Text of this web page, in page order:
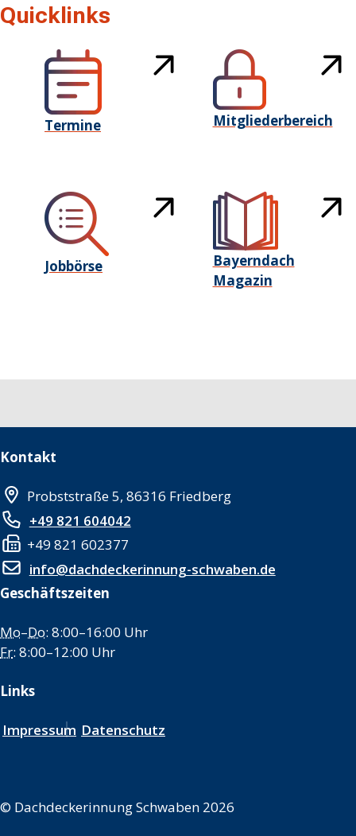
Quicklinks
Termine Mitgliederbereich
Jobbörse
Bayerndach
Magazin
Kontakt
Probststraße 5, 86316 Friedberg
+49 821 604042
+49 821 602377
info@dachdeckerinnung-schwaben.de
Geschäftszeiten
Mo–Do: 8:00–16:00 Uhr
Fr: 8:00–12:00 Uhr
Links
Impressum Datenschutz
© Dachdeckerinnung Schwaben 2026